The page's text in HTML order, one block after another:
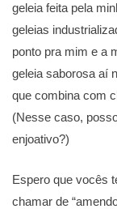
geleia feita pela
geleias
ponto pra mim e a
geleia saborosa aí
que combina com
(Nesse caso,
enjoativo?)
Espero que vocês
chamar de